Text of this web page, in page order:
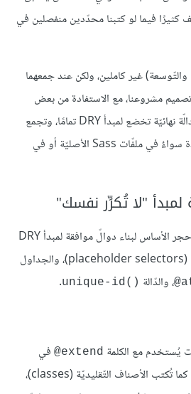
كثيرًا فيما لو كتبنا محدّدين منفصلين في
والتّوسعة) غير كاملين، ولكن عند جمعهما
مشروعنا، مع الاستفادة من بعض
ميّزات Sass سنحصل على دالّة نهائيّة تخضع لمبدأ DRY تمامًا، وتجمع
نصفي الحلّ في صيغة موحّدة سواءٌ في ملفّات Sass الأصليّة أو في
لمبدأ "لا تُكرِّر نفسك"
تضع المُكوّنات الأربعة التّالية حجر الأساس لبناء دوالّ موافقة لمبدأ DRY
في Sass: المُحدّدات بالنّيابة (placeholder selectors)، والجداول
، والدّالة unique-id()‎
.
مع الكلمة ‎@extend في
Sass. تُكتب هذه المُحدّدات كما تُكتب الأصناف التّقليديّة (classes)،